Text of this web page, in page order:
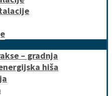
– gradnja
hiša